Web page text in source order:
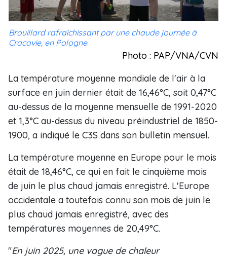
Brouillard rafraîchissant par une chaude journée à
Cracovie, en Pologne.
Photo : PAP/VNA/CVN
La température moyenne mondiale de l'air à la
surface en juin dernier était de 16,46°C, soit 0,47°C
au-dessus de la moyenne mensuelle de 1991-2020
et 1,3°C au-dessus du niveau préindustriel de 1850-
1900, a indiqué le C3S dans son bulletin mensuel.
La température moyenne en Europe pour le mois
était de 18,46°C, ce qui en fait le cinquième mois
de juin le plus chaud jamais enregistré. L'Europe
occidentale a toutefois connu son mois de juin le
plus chaud jamais enregistré, avec des
températures moyennes de 20,49°C.
"En juin 2025, une vague de chaleur